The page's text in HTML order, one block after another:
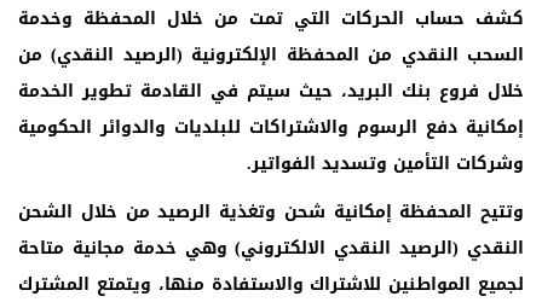
كشف حساب الحركات التي تمت من خلال المحفظة وخدمة
السحب النقدي من المحفظة الإلكترونية (الرصيد النقدي) من
خلال فروع بنك البريد، حيث سيتم في القادمة تطوير الخدمة
إمكانية دفع الرسوم والاشتراكات للبلديات والدوائر الحكومية
وشركات التأمين وتسديد الفواتير.
وتتيح المحفظة إمكانية شحن وتغذية الرصيد من خلال الشحن
النقدي (الرصيد النقدي الالكتروني) وهي خدمة مجانية متاحة
لجميع المواطنين للاشتراك والاستفادة منها، ويتمتع المشترك